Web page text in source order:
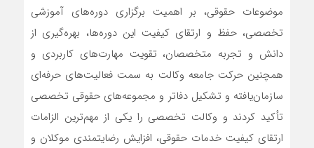
موضوعات حقوقی، بر اهمیت برگزاری دوره‌های آموزشی
تخصصی، حفظ و ارتقای کیفیت این دوره‌ها، بهره‌گیری از
دانش و تجربه متخصصان، تقویت مهارت‌های کاربردی و
همچنین حرکت جامعه وکالت به سمت فعالیت‌های حرفه‌ای
سازمان‌یافته و تشکیل دفاتر و مجموعه‌های حقوقی تخصصی
تأکید کردند و وکالت تخصصی را یکی از مهم‌ترین الزامات
ارتقای کیفیت خدمات حقوقی، افزایش رضایتمندی موکلان و